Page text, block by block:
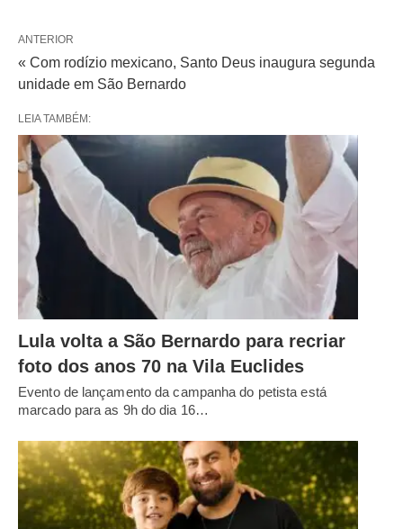
ANTERIOR
« Com rodízio mexicano, Santo Deus inaugura segunda
unidade em São Bernardo
LEIA TAMBÉM:
Lula volta a São Bernardo para recriar
foto dos anos 70 na Vila Euclides
Evento de lançamento da campanha do petista está
marcado para as 9h do dia 16…